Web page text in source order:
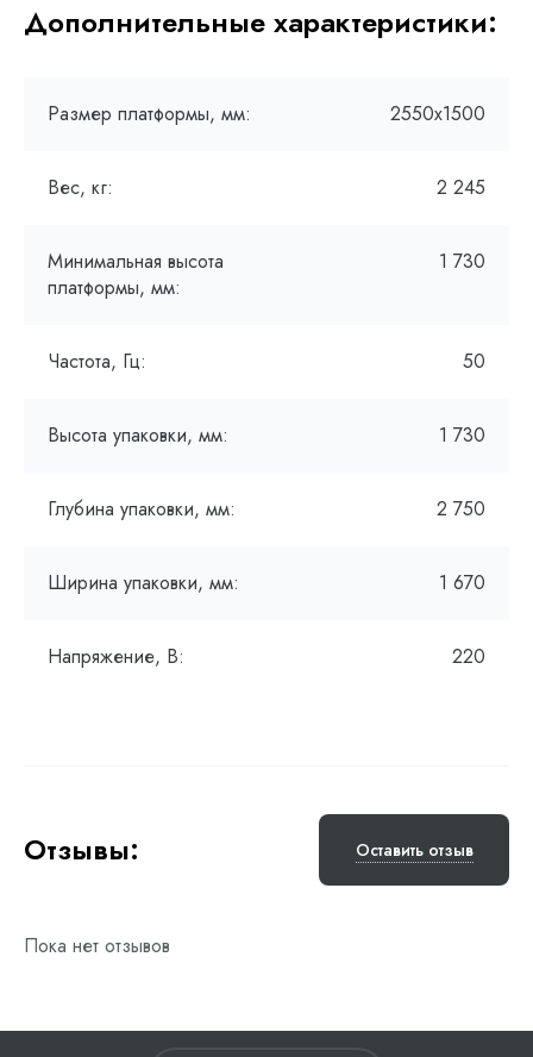
Дополнительные характеристики:
Размер платформы, мм: 2550х1500
Вес, кг: 2 245
Минимальная высота
платформы, мм:
1 730
Частота, Гц: 50
Высота упаковки, мм: 1 730
Глубина упаковки, мм: 2 750
Ширина упаковки, мм: 1 670
Напряжение, В: 220
Отзывы: Оставить отзыв
Пока нет отзывов